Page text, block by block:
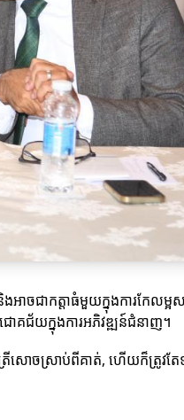
អាចជាកត្តាធំមួយក្នុងការកែលម្អ
ជោគជ័យក្នុងការអភិវឌ្ឍន៍ជំនាញ។
រីសោចស្រាប់ពីគាត់, ហើយក៏ត្រូវ